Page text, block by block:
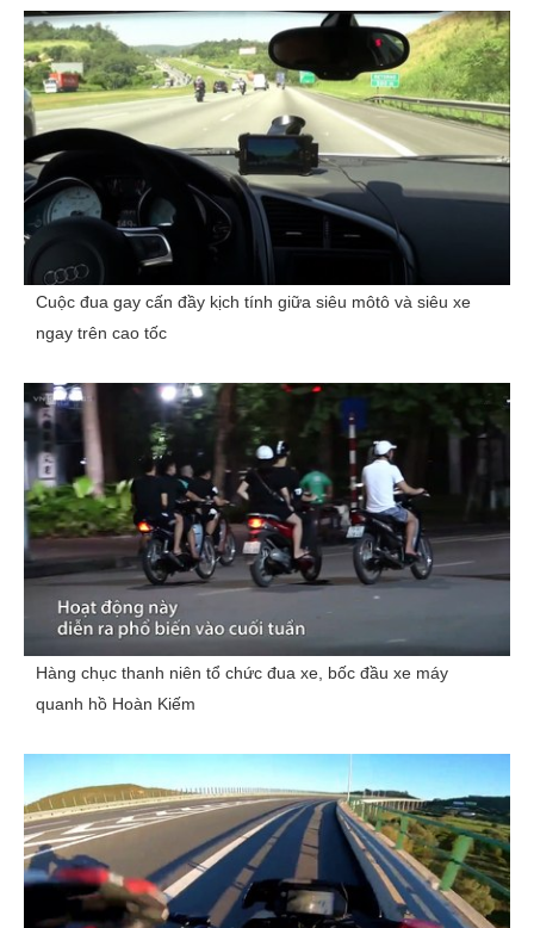
Cuộc đua gay cấn đầy kịch tính giữa siêu môtô và siêu xe
ngay trên cao tốc
Hàng chục thanh niên tổ chức đua xe, bốc đầu xe máy
quanh hồ Hoàn Kiếm